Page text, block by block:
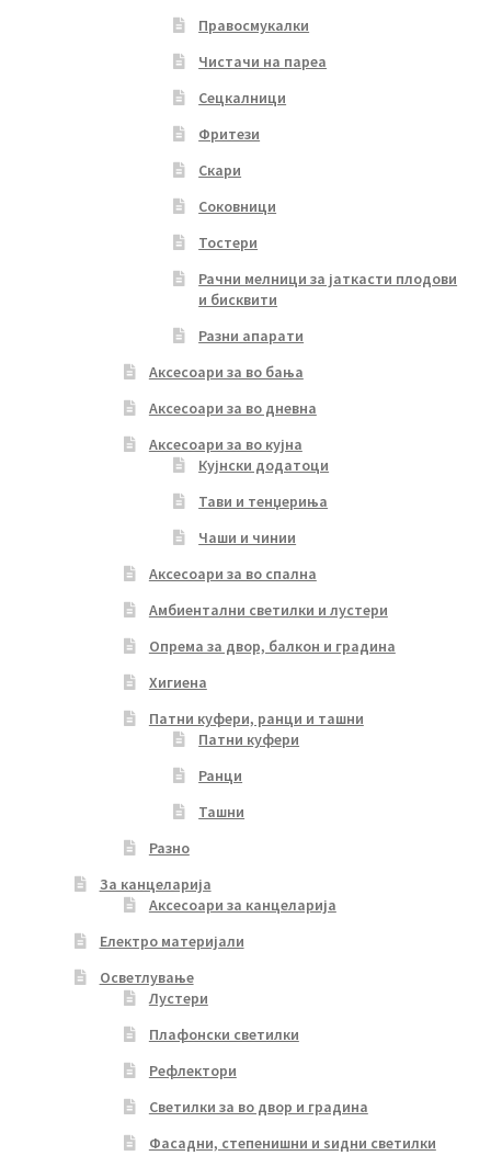
Правосмукалки
Чистачи на пареа
Сецкалници
Фритези
Скари
Соковници
Тостери
Рачни мелници за јаткасти плодови
и бисквити
Разни апарати
Аксесоари за во бања
Аксесоари за во дневна
Аксесоари за во кујна
Кујнски додатоци
Тави и тенџериња
Чаши и чинии
Аксесоари за во спална
Амбиентални светилки и лустери
Опрема за двор, балкон и градина
Хигиена
Патни куфери, ранци и ташни
Патни куфери
Ранци
Ташни
Разно
За канцеларија
Аксесоари за канцеларија
Електро материјали
Осветлување
Лустери
Плафонски светилки
Рефлектори
Светилки за во двор и градина
Фасадни, степенишни и ѕидни светилки